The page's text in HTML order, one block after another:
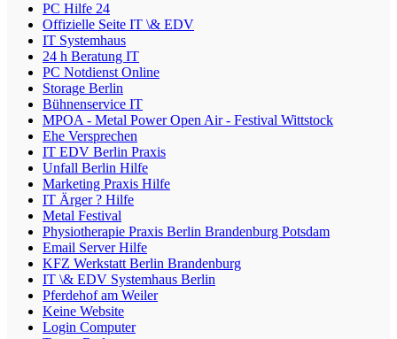
PC Hilfe 24
Offizielle Seite IT \& EDV
IT Systemhaus
24 h Beratung IT
PC Notdienst Online
Storage Berlin
Bühnenservice IT
MPOA - Metal Power Open Air - Festival Wittstock
Ehe Versprechen
IT EDV Berlin Praxis
Unfall Berlin Hilfe
Marketing Praxis Hilfe
IT Ärger ? Hilfe
Metal Festival
Physiotherapie Praxis Berlin Brandenburg Potsdam
Email Server Hilfe
KFZ Werkstatt Berlin Brandenburg
IT \& EDV Systemhaus Berlin
Pferdehof am Weiler
Keine Website
Login Computer